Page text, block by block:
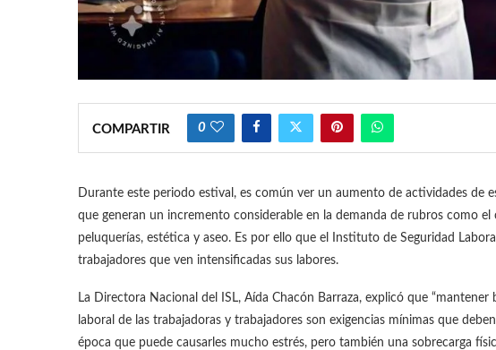
COMPARTIR 0
Durante este periodo estival, es común ver un aumento de actividades de
que generan un incremento considerable en la demanda de rubros como
peluquerías, estética y aseo. Es por ello que el Instituto de Seguridad
trabajadores que ven intensificadas sus labores.
La Directora Nacional del ISL, Aída Chacón Barraza, explicó que
laboral de las trabajadoras y trabajadores son exigencias mínimas que
época que puede causarles mucho estrés, pero también una sobrecarga